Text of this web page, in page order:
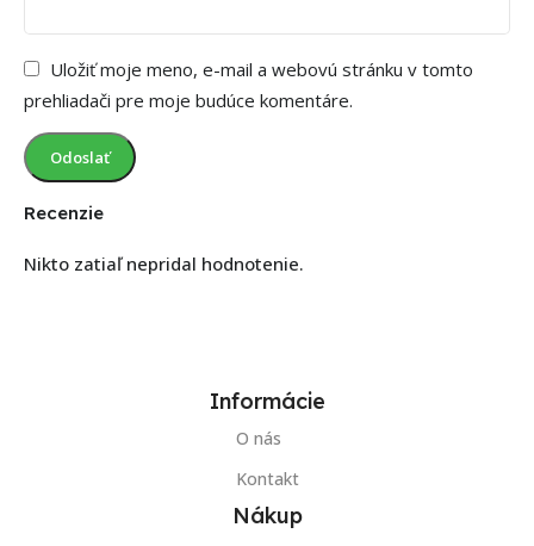
Recenzie
Nikto zatiaľ nepridal hodnotenie.
Uložiť moje meno, e-mail a webovú stránku v tomto
prehliadači pre moje budúce komentáre.
Informácie
O nás
Kontakt
Nákup